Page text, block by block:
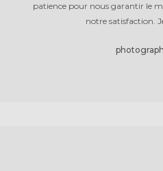
patience pour nous garantir le
notre satisfaction.